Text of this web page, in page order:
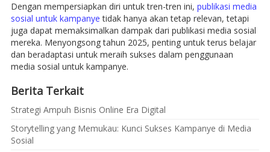
Dengan mempersiapkan diri untuk tren-tren ini, publikasi media
sosial untuk kampanye tidak hanya akan tetap relevan, tetapi
juga dapat memaksimalkan dampak dari publikasi media sosial
mereka. Menyongsong tahun 2025, penting untuk terus belajar
dan beradaptasi untuk meraih sukses dalam penggunaan
media sosial untuk kampanye.
Berita Terkait
Strategi Ampuh Bisnis Online Era Digital
Storytelling yang Memukau: Kunci Sukses Kampanye di Media
Sosial